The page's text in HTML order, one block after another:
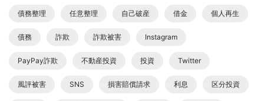
債務整理 任意整理 自己破産 借金 個人再生
債務 詐欺 詐欺被害 Instagram
PayPay詐欺 不動産投資 投資 Twitter
風評被害 SNS 損害賠償請求 利息 区分投資